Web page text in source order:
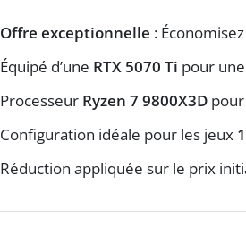
Offre exceptionnelle : Économisez
Équipé d’une RTX 5070 Ti pour
Processeur Ryzen 7 9800X3D
Configuration idéale pour les jeux
Réduction appliquée sur le prix